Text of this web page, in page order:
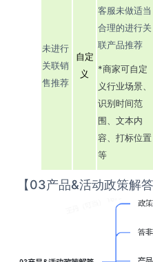
未进行
关联销
售推荐
自定
义
客服未做适当
合理的进行关
联产品推荐
*商家可自定
义行业场景、
识别时间范
围、文本内
容、打标位置
等
【03产品&活动政策解答